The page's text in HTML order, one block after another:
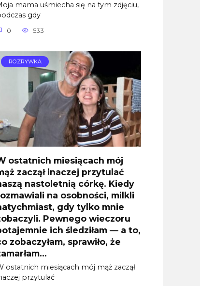
mama uśmiecha się na tym zdjęciu,
gdy
0 533
ROZRYWKA
ostatnich miesiącach mój
zaczął inaczej przytulać
nastoletnią córkę. Kiedy
na osobności, milkli
gdy tylko mnie
Pewnego wieczoru
ich śledziłam — a to,
zobaczyłam, sprawiło, że
ostatnich miesiącach mój mąż zaczął
przytulać